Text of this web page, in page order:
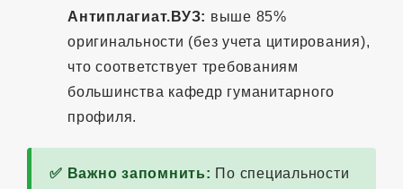
Антиплагиат.ВУЗ: выше 85%
оригинальности (без учета цитирования),
что соответствует требованиям
большинства кафедр гуманитарного
профиля.
✅ Важно запомнить: По специальности